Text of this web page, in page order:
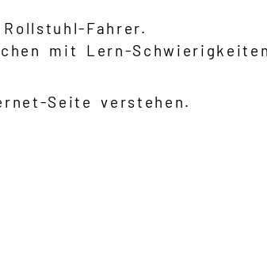
Fahrer.
mit Lern-
Seite verstehen.